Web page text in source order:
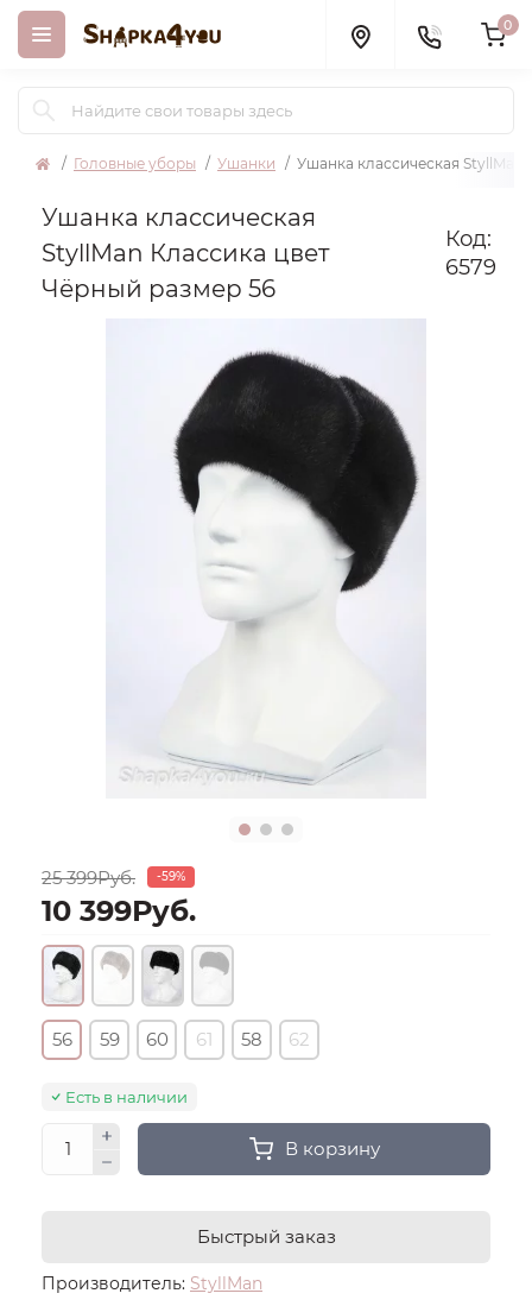
0
Головные уборы Ушанки Ушанка классическая StyllMan
Ушанка классическая
StyllMan Классика цвет
Чёрный размер 56
Код:
6579
Производитель: StyllMan
25 399Руб. -59%
10 399Руб.
56 59 60 61 58 62
Есть в наличии
В корзину
Быстрый заказ